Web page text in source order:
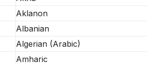
Aklanon
Albanian
Algerian (Arabic)
Amharic